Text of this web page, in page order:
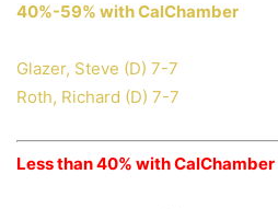
40%-59% with CalChamber
Glazer, Steve (D) 7-7
Roth, Richard (D) 7-7
Less than 40% with CalChamber